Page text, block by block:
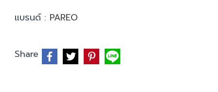
แบรนด์ : PAREO
Share